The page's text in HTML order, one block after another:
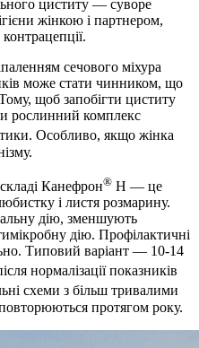
циститу — суворе
жінкою і партнером,
сечового міхура
може стати чинником, що
щоб запобігти циститу
рослинний комплекс
Особливо, якщо жінка
Канефрон® Н — це
і листя розмарину.
дію, зменшують
дію. Профілактичні
Типовий варіант — 10-14
нормалізації показників
схеми з більш тривалими
протягом року.